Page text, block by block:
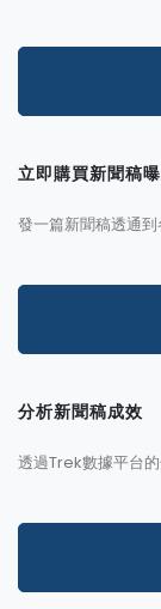
立即購買新聞稿
發一篇新聞稿透通
分析新聞稿成效
透過Trek數據平台